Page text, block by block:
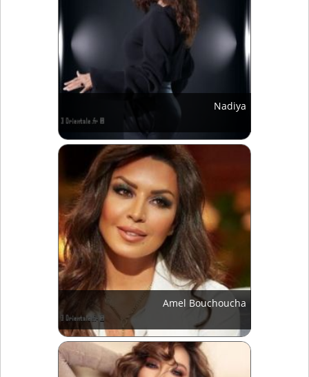
Nadiya
Amel Bouchoucha